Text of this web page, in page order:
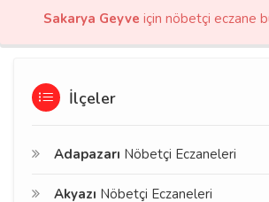
Sakarya Geyve için nöbetçi eczane
İlçeler
Adapazarı Nöbetçi Eczaneleri
Akyazı Nöbetçi Eczaneleri